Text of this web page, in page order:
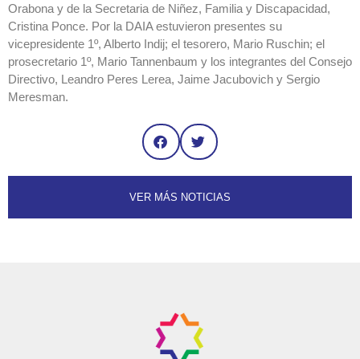
Orabona y de la Secretaria de Niñez, Familia y Discapacidad,
Cristina Ponce. Por la DAIA estuvieron presentes su
vicepresidente 1º, Alberto Indij; el tesorero, Mario Ruschin; el
prosecretario 1º, Mario Tannenbaum y los integrantes del Consejo
Directivo, Leandro Peres Lerea, Jaime Jacubovich y Sergio
Meresman.
VER MÁS NOTICIAS